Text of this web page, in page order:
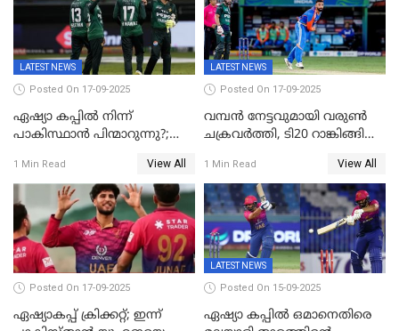
LATEST NEWS
Posted On 17-09-2025
ഏഷ്യാ കപ്പിൽ നിന്ന്
പാകിസ്ഥാൻ പിന്മാറുന്നു?;
ബഹിഷ്കരിച്ചതായി റിപ്പോർട്ട്;
ഇതോടെ ടൂർണമെന്റിൽ നിന്ന്
പുറത്താകും
1 Min Read View All
LATEST NEWS
Posted On 17-09-2025
വമ്പൻ നേട്ടവുമായി വരുണ്‍
ചക്രവർത്തി, ടി20 റാങ്കിങ്ങിൽ
ഉൾപ്പെടെ നേട്ടങ്ങളുമായി
ഇന്ത്യ
1 Min Read View All
Posted On 17-09-2025
ഏഷ്യാകപ്പ് ക്രിക്കറ്റ്; ഇന്ന്
LATEST NEWS
Posted On 15-09-2025
ഏഷ്യാ കപ്പിൽ ഒമാനെതിരെ